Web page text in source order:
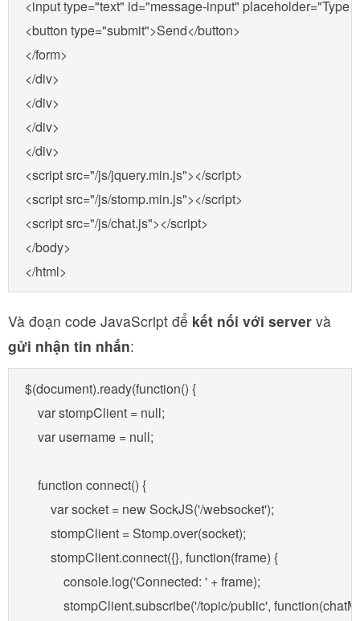
<input type="text" id="message-input" placeholder="Type
<button type="submit">Send</button>
</form>
</div>
</div>
</div>
</div>
<script src="/js/jquery.min.js"></script>
<script src="/js/stomp.min.js"></script>
<script src="/js/chat.js"></script>
</body>
</html>
Và đoạn code JavaScript để kết nối với server và
gửi nhận tin nhắn:
$(document).ready(function() {
    var stompClient = null;
    var username = null;
    function connect() {
        var socket = new SockJS('/websocket');
        stompClient = Stomp.over(socket);
        stompClient.connect({}, function(frame) {
            console.log('Connected: ' + frame);
stompClient.subscribe('/topic/public',